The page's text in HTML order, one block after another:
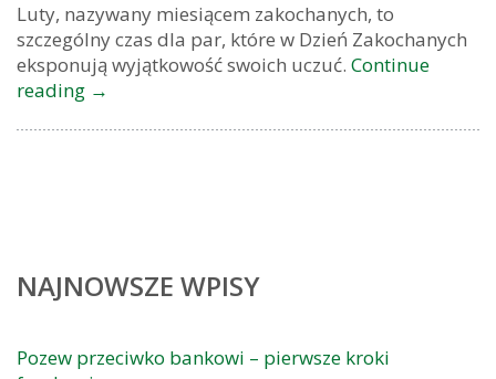
Luty, nazywany miesiącem zakochanych, to
szczególny czas dla par, które w Dzień Zakochanych
eksponują wyjątkowość swoich uczuć. Continue
reading …
→
NAJNOWSZE WPISY
Pozew przeciwko bankowi – pierwsze kroki